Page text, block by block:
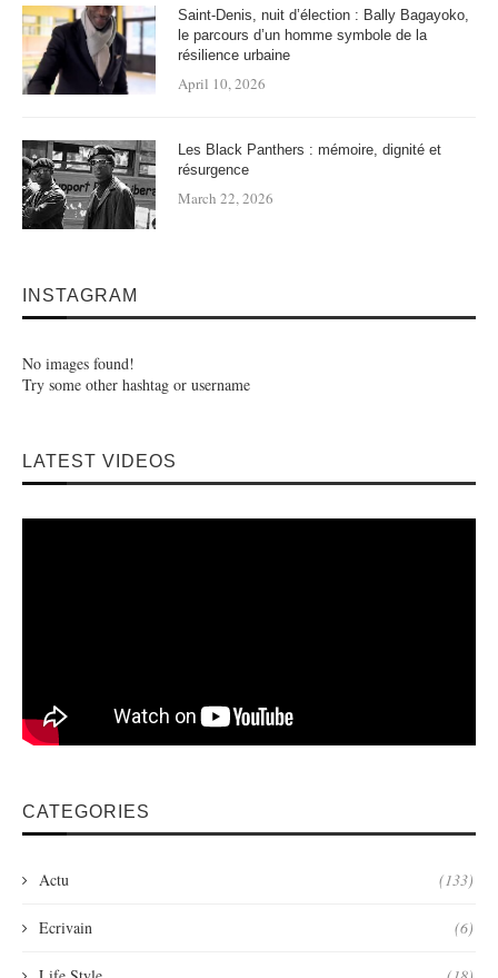
Saint-Denis, nuit d’élection : Bally Bagayoko,
le parcours d’un homme symbole de la
résilience urbaine
April 10, 2026
Les Black Panthers : mémoire, dignité et
résurgence
March 22, 2026
INSTAGRAM
No images found!
Try some other hashtag or username
LATEST VIDEOS
CATEGORIES
Actu (133)
Ecrivain (6)